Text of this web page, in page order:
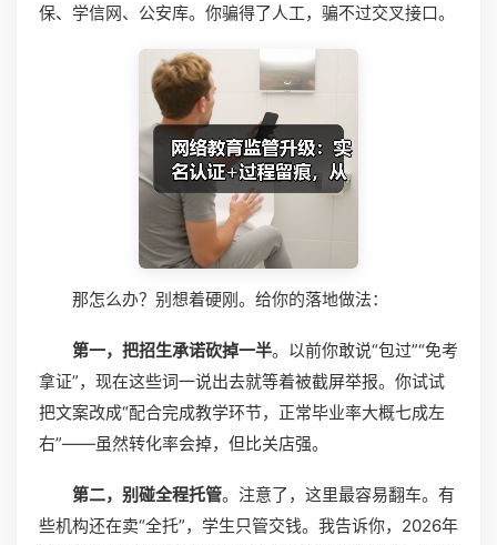
保、学信网、公安库。你骗得了人工，骗不过交叉接口。
那怎么办？别想着硬刚。给你的落地做法：
第一，把招生承诺砍掉一半。以前你敢说“包过”“免考
拿证”，现在这些词一说出去就等着被截屏举报。你试试
把文案改成“配合完成教学环节，正常毕业率大概七成左
右”——虽然转化率会掉，但比关店强。
第二，别碰全程托管。注意了，这里最容易翻车。有
些机构还在卖“全托”，学生只管交钱。我告诉你，2026年